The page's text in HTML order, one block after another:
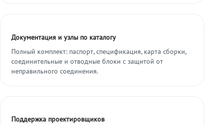
Документация и узлы по каталогу
Полный комплект: паспорт, спецификация, карта сборки,
соединительные и отводные блоки с защитой от
неправильного соединения.
Поддержка проектировщиков